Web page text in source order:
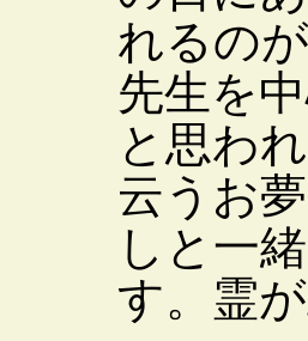
れるの
先生を
と思わ
云うお
しと一
す。霊